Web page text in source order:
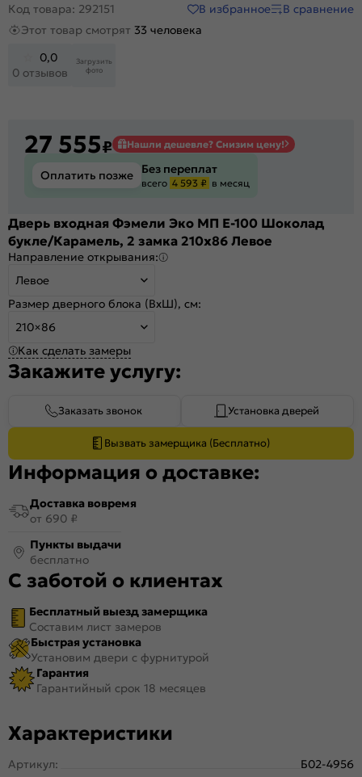
Код товара: 292151 В избранное
В сравнение
Этот товар смотрят 33 человека
0,0
0 отзывов
Загрузить
фото
27 555₽ Нашли дешевле? Снизим цену!
Оплатить позже Без переплат
всего 4 593 ₽ в месяц
Дверь входная Фэмели Эко МП E-100 Шоколад
букле/Карамель, 2 замка 210x86 Левое
Направление открывания:
Левое
Размер дверного блока (ВхШ), см:
210×86
Как сделать замеры
Закажите услугу:
Заказать звонок Установка дверей
Вызвать замерщика (Бесплатно)
Информация о доставке:
Доставка вовремя
от 690 ₽
Пункты выдачи
бесплатно
С заботой о клиентах
Бесплатный выезд замерщика
Составим лист замеров
Быстрая установка
Установим двери с фурнитурой
Гарантия
Гарантийный срок 18 месяцев
Характеристики
Артикул:
Б02-4956